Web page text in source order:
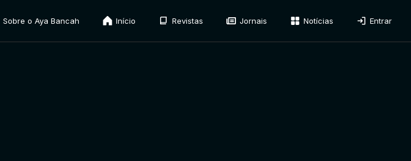
Sobre o Aya Bancah Início Revistas Jornais Notícias Entrar